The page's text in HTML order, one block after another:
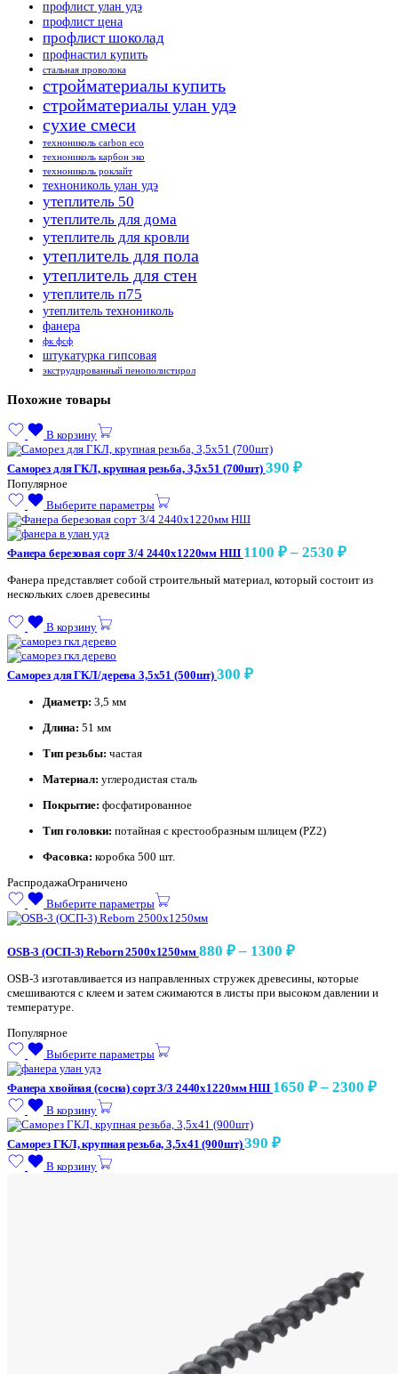
профлист улан удэ
профлист цена
профлист шоколад
профнастил купить
стальная проволока
стройматериалы купить
стройматериалы улан удэ
сухие смеси
технониколь carbon eco
технониколь карбон эко
технониколь роклайт
технониколь улан удэ
утеплитель 50
утеплитель для дома
утеплитель для кровли
утеплитель для пола
утеплитель для стен
утеплитель п75
утеплитель технониколь
фанера
фк фсф
штукатурка гипсовая
экструдированный пенополистирол
Похожие товары
В корзину
Саморез для ГКЛ, крупная резьба, 3,5х51 (700шт) 390 ₽
Популярное
Выберите параметры
Фанера березовая сорт 3/4 2440х1220мм НШ 1100 ₽ – 2530 ₽
1100 ₽
Фанера представляет собой строительный материал, который состоит из
нескольких слоев древесины
В корзину
Саморез для ГКЛ/дерева 3,5х51 (500шт)300₽
Диаметр: 3,5 мм
Длина: 51 мм
Тип резьбы: частая
Материал: углеродистая сталь
Покрытие: фосфатированное
Тип головки: потайная с крестообразным шлицем (PZ2)
Фасовка: коробка 500 шт.
РаспродажаОграничено
Выберите параметры
OSB-3 (ОСП-3) Reborn 2500х1250мм 880 ₽ – 1300 ₽Диапазон
880 ₽
OSB-3 изготавливается из направленных стружек древесины, которые
смешиваются с клеем и затем сжимаются в листы при высоком давлении и
температуре.
Популярное
Выберите параметры
Фанера хвойная (сосна) сорт 3/3 2440х1220мм НШ 1650 ₽ – 2300 ₽
В корзину
Саморез ГКЛ, крупная резьба, 3,5х41 (900шт)390₽
В корзину